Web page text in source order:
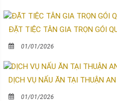
ĐẶT TIỆC TÂN GIA TRỌN GÓI
01/01/2026
DỊCH VỤ NẤU ĂN TẠI THUẬN
01/01/2026